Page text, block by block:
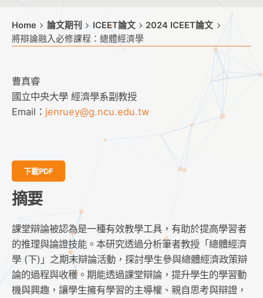
Home 論文期刊 ICEET論文
2024 ICEET論文
將辯論融入必修課程：總體經濟學
曹真睿
國立中央大學 經濟學系副教授
Email： jenruey@g.ncu.edu.tw
下載PDF
摘要
課堂辯論被認為是一種有效教學工具，有助於提高學習者
的推理與論證技能。本研究透過分析筆者教授「總體經濟
學 (下)」之期末辯論活動，探討學生參與總體經濟政策辯
論的過程與收穫。期能透過課堂辯論，提升學生的學習動
機與興趣，讓學生擁有學習的主導權、親自思考與辯證，